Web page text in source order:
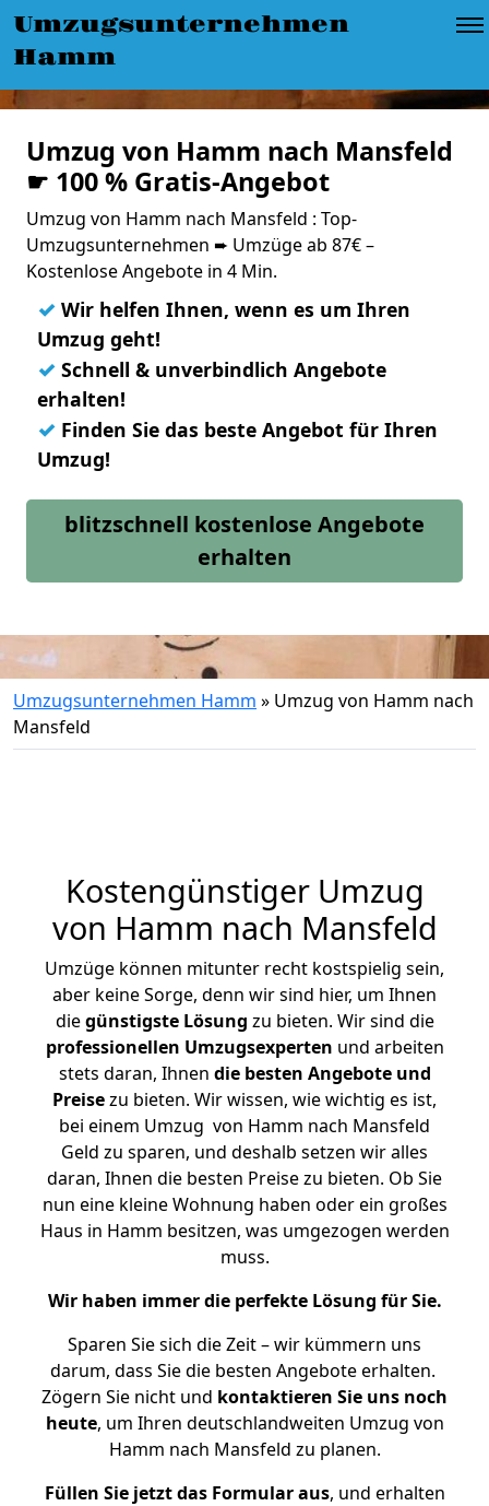
Umzugsunternehmen
Hamm
Umzug von Hamm nach Mansfeld
☛ 100 % Gratis-Angebot
Umzug von Hamm nach Mansfeld : Top-
Umzugsunternehmen ➨ Umzüge ab 87€ –
Kostenlose Angebote in 4 Min.
✓ Wir helfen Ihnen, wenn es um Ihren
Umzug geht!
✓ Schnell & unverbindlich Angebote
erhalten!
✓ Finden Sie das beste Angebot für Ihren
Umzug!
blitzschnell kostenlose Angebote
erhalten
Umzugsunternehmen Hamm » Umzug von Hamm nach
Mansfeld
Kostengünstiger Umzug
von Hamm nach Mansfeld
Umzüge können mitunter recht kostspielig sein,
aber keine Sorge, denn wir sind hier, um Ihnen
diegünstigste Lösung zu bieten. Wir sind die
professionellen Umzugsexperten und arbeiten
stets daran, Ihnen die besten Angebote und
Preisezu bieten. Wir wissen, wie wichtig es ist,
bei einem Umzug von Hamm nach Mansfeld
Geld zu sparen, und deshalb setzen wir alles
daran, Ihnen die besten Preise zu bieten. Ob Sie
nun eine kleine Wohnung haben oder ein großes
Haus in Hamm besitzen, was umgezogen werden
muss.
Wir haben immer die perfekte Lösung für Sie.
Sparen Sie sich die Zeit – wir kümmern uns
darum, dass Sie die besten Angebote erhalten.
Zögern Sie nicht und kontaktieren Sie uns noch
heute, um Ihren deutschlandweiten Umzug von
Hamm nach Mansfeld zu planen.
Füllen Sie jetzt das Formular aus, und erhalten